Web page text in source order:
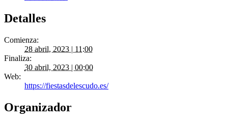
Detalles
Comienza:
28 abril, 2023 | 11:00
Finaliza:
30 abril, 2023 | 00:00
Web:
https://fiestasdelescudo.es/
Organizador